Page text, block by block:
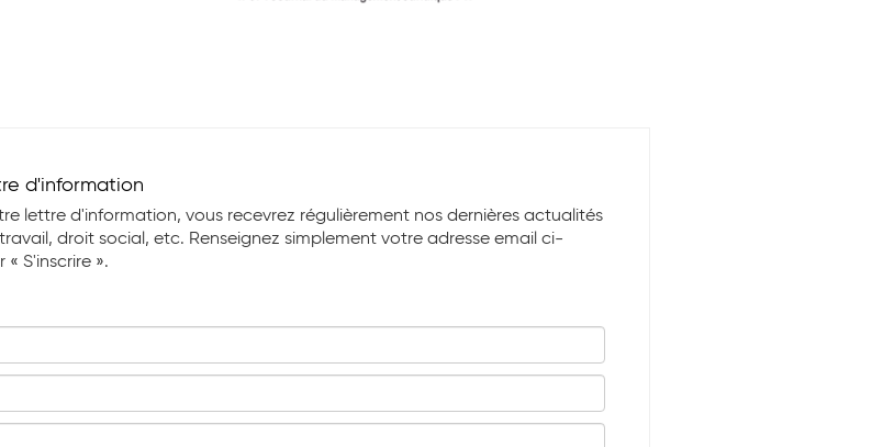
d'information
lettre d'information, vous recevrez régulièrement nos dernières actualités
droit social, etc. Renseignez simplement votre adresse email ci-
« S'inscrire ».